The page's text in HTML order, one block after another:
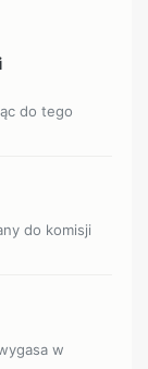
do tego
do komisji
w